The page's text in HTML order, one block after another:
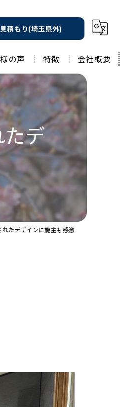
積もり(埼玉県外)
の声 特徴
工務店
リノベーション
水回り
外壁塗装
住宅
会社概要
デ
たデザインに施主も感激